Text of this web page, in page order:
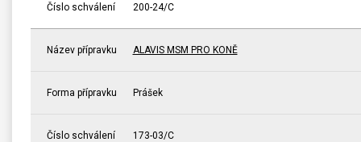
Číslo schválení 200-24/C
Název přípravku ALAVIS MSM PRO KONĚ
Forma přípravku Prášek
Číslo schválení 173-03/C